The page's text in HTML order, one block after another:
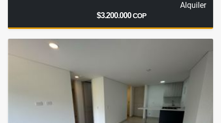
Alquiler
$3.200.000COP